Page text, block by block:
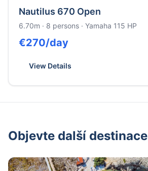
Nautilus 670 Open
6.70m · 8 persons · Yamaha 115 HP
€270/day
View Details
Objevte další destinace